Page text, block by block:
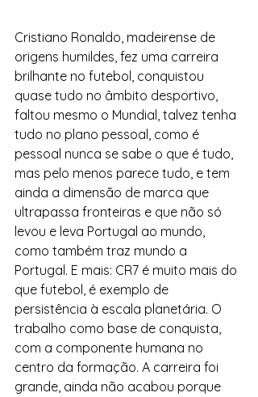
Cristiano Ronaldo, madeirense de
origens humildes, fez uma carreira
brilhante no futebol, conquistou
quase tudo no âmbito desportivo,
faltou mesmo o Mundial, talvez tenha
tudo no plano pessoal, como é
pessoal nunca se sabe o que é tudo,
mas pelo menos parece tudo, e tem
ainda a dimensão de marca que
ultrapassa fronteiras e que não só
levou e leva Portugal ao mundo,
como também traz mundo a
Portugal. E mais: CR7 é muito mais do
que futebol, é exemplo de
persistência à escala planetária. O
trabalho como base de conquista,
com a componente humana no
centro da formação. A carreira foi
grande, ainda não acabou porque